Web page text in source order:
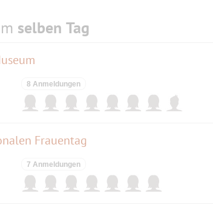
selben Tag
8 Anmeldungen
Frauentag
7 Anmeldungen